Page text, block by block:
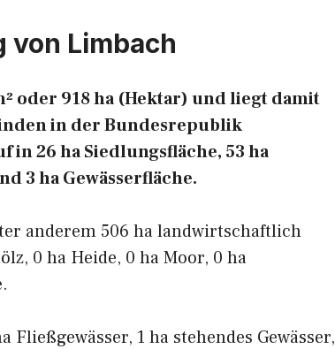
von Limbach
oder 918 ha (Hektar) und liegt damit
in der Bundesrepublik
in 26 ha Siedlungsfläche, 53 ha
3 ha Gewässerfläche.
anderem 506 ha landwirtschaftlich
0 ha Heide, 0 ha Moor, 0 ha
1 ha stehendes Gewässer,